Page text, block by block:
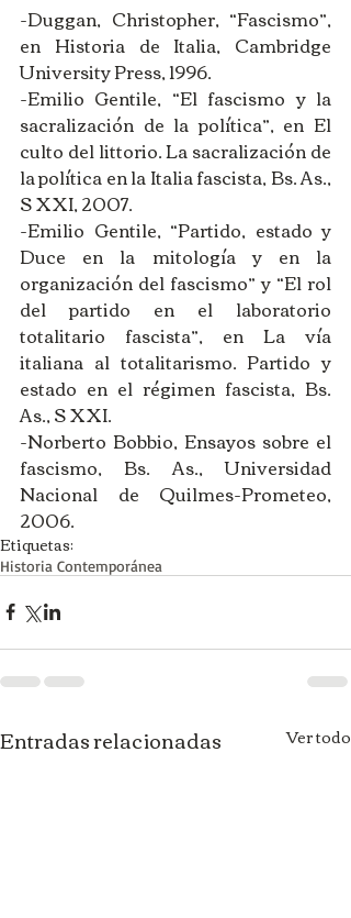
-Duggan, Christopher, “Fascismo”,
en Historia de Italia, Cambridge
University Press, 1996.
-Emilio Gentile, “El fascismo y la
sacralización de la política”, en El
culto del littorio. La sacralización de
la política en la Italia fascista, Bs. As.,
S XXI, 2007.
-Emilio Gentile, “Partido, estado y
Duce en la mitología y en la
organización del fascismo” y “El rol
del partido en el laboratorio
totalitario fascista”, en La vía
italiana al totalitarismo. Partido y
estado en el régimen fascista, Bs.
As., S XXI.
-Norberto Bobbio, Ensayos sobre el
fascismo, Bs. As., Universidad
Nacional de Quilmes-Prometeo,
2006.
Etiquetas:
Historia Contemporánea
Entradas relacionadas Ver todo